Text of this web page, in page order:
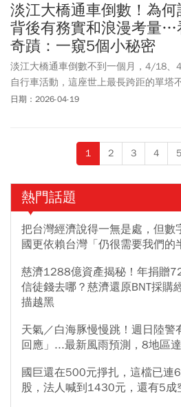
淡江大橋通車倒數！為何
背後有務實和浪漫考量…
奇蹟：一窺5個小秘密
淡江大橋通車倒數不到一個月，4/18
自行車活動，這座世上最長跨距的單塔
能從空中清楚看見，成為台灣國門地標
程美學特展」，揭開淡江大橋的前世今
日期：2026-04-19
1 2 3 4 5
熱門話題
把台灣經濟說得一無是處，但數
國更依賴台灣「仍很需要我們的
慈濟1288億資產揭秘！年捐贈
信徒錢去哪？慈濟還原BNT採購
描越黑
天氣／白海豚慢慢跳！週日陸警
回應」...最新風雨預測，8地區
國巨還在500元掙扎，這檔已連
股，法人喊到1430元，還有5成